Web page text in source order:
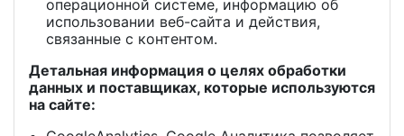
операционной системе, информацию об
использовании веб-сайта и действия,
связанные с контентом.
Детальная информация о целях обработки
данных и поставщиках, которые используются
на сайте: